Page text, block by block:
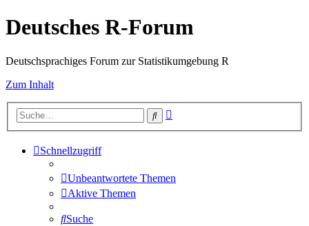
Deutsches R-Forum
Deutschsprachiges Forum zur Statistikumgebung R
Zum Inhalt
Suche
Schnellzugriff
Unbeantwortete Themen
Aktive Themen
Suche